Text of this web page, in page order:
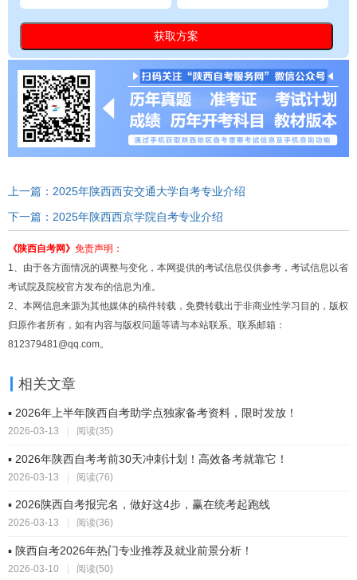
上一篇：2025年陕西西安交通大学自考专业介绍
下一篇：2025年陕西西京学院自考专业介绍
《陕西自考网》 免责声明：
1、由于各方面情况的调整与变化，本网提供的考试信息仅供参考，考试信息以省
考试院及院校官方发布的信息为准。
2、本网信息来源为其他媒体的稿件转载，免费转载出于非商业性学习目的，版权
归原作者所有，如有内容与版权问题等请与本站联系。联系邮箱：
812379481@qq.com。
相关文章
▪ 2026年上半年陕西自考助学点独家备考资料，限时发放！
2026-03-13 阅读(35)
▪ 2026年陕西自考考前30天冲刺计划！高效备考就靠它！
2026-03-13 | 阅读(76)
▪ 2026陕西自考报完名，做好这4步，赢在统考起跑线
2026-03-13 阅读(36)
▪ 陕西自考2026年热门专业推荐及就业前景分析！
2026-03-10 阅读(50)